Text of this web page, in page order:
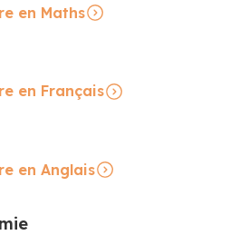
en Maths
en Français
en Anglais